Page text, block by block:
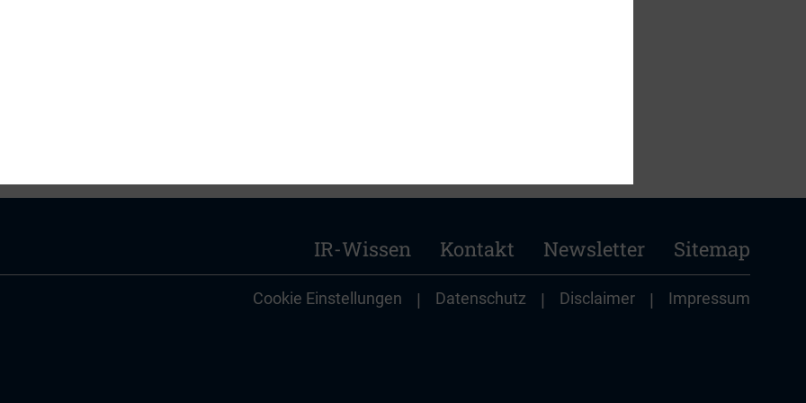
IR-Wissen Kontakt Newsletter Sitemap
Cookie Einstellungen | Datenschutz | Disclaimer | Impressum